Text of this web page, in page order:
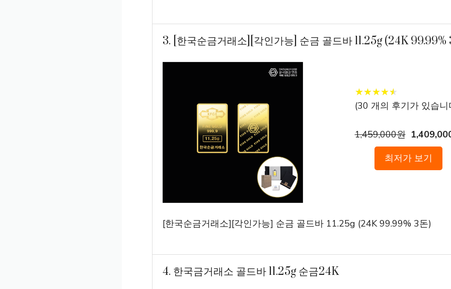
3. [한국순금거래소][각인가능] 순금 골드바 11.25g (24K 99.99%
★★★★★
★★★★★
(30 개의 후기가 있습니
1,459,000원
최저가 보기
[한국순금거래소][각인가능] 순금 골드바 11.25g (24K 99.99% 3돈)
4. 한국금거래소 골드바 11.25g 순금24K